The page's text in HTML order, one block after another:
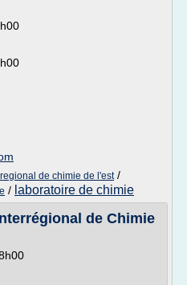
de chimie de l'est/
/ laboratoire de chimie
de Chimie